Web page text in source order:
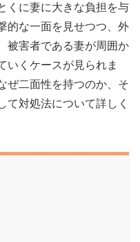
くに妻に大きな負担を与
的な一面を見せつつ、外
被害者である妻が周囲か
いくケースが見られま
ぜ二面性を持つのか、そ
て対処法について詳しく